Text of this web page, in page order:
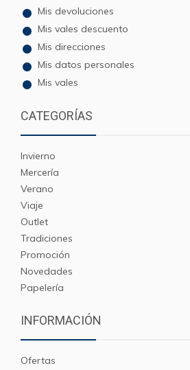
Mis devoluciones
Mis vales descuento
Mis direcciones
Mis datos personales
Mis vales
CATEGORÍAS
Invierno
Mercería
Verano
Viaje
Outlet
Tradiciones
Promoción
Novedades
Papelería
INFORMACIÓN
Ofertas